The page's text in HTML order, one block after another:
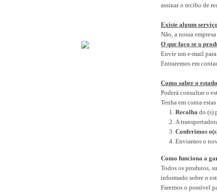
assinar o recibo de
Existe algum
Não, a nossa
O que faço se o
Envie um e-mail
Entraremos em
Como saber o
Poderá consultar o
Tenha em conta
Recolhado (s)
A
Conferimos
Enviamos o
Como funciona a
Todos os produtos,
informado sobre o
Faremos o possível